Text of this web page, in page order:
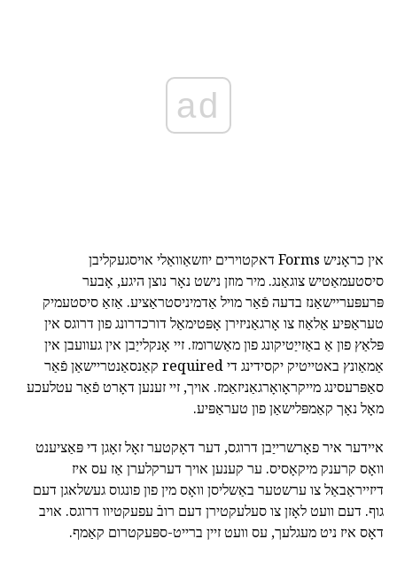
ad
אין כראָניש Forms דאקטוירים יוזשאַוואַלי אויסגעקליבן
סיסטעמאַטיש צוגאַנג. מיר מוזן נישט נאָר נוצן היגע, אָבער
פּרעפּעריישאַנז בדעה פֿאַר מויל אַדמיניסטראַציע. אַזאַ סיסטעמיק
טעראַפּיע אַלאַוז צו אָרגאַניזירן אָפּטימאַל דורכדרונג פון דרוגס אין
פּלאַץ פון אַ באַזייַטיקונג פון מאַשרומז. זיי אָנקלייַבן אין געוועבן אין
אַמאַונץ באטייטיק יקסידינג די required קאַנסאַנטריישאַן פֿאַר
סאַפּרעסינג מייקראָואָרגאַניזאַמז. אויך, זיי זענען דאָרט פֿאַר עטלעכע
מאָל נאָך קאַמפּלישאַן פון טעראַפּיע.
איידער איר פאָרשרייַבן דרוגס, דער דאָקטער זאָל זאָגן די פּאַציענט
וואָס קרענק מיקאָסיס. ער קענען אויך דערקלערן אַז עס איז
דיזייראַבאַל צו ערשטער באַשליסן וואָס מין פון פונגוס געשלאגן דעם
גוף. דעם וועט לאָזן צו סעלעקטירן דעם רובֿ עפעקטיוו דרוגס. אויב
דאָס איז ניט מעגלעך, עס וועט זיין ברייט-ספּעקטרום קאַמף.